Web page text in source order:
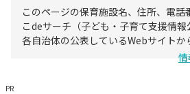
このページの保育施設名、住所、電話
こdeサーチ（子ども・子育て支援情報
各自治体の公表しているWebサイトか
PR